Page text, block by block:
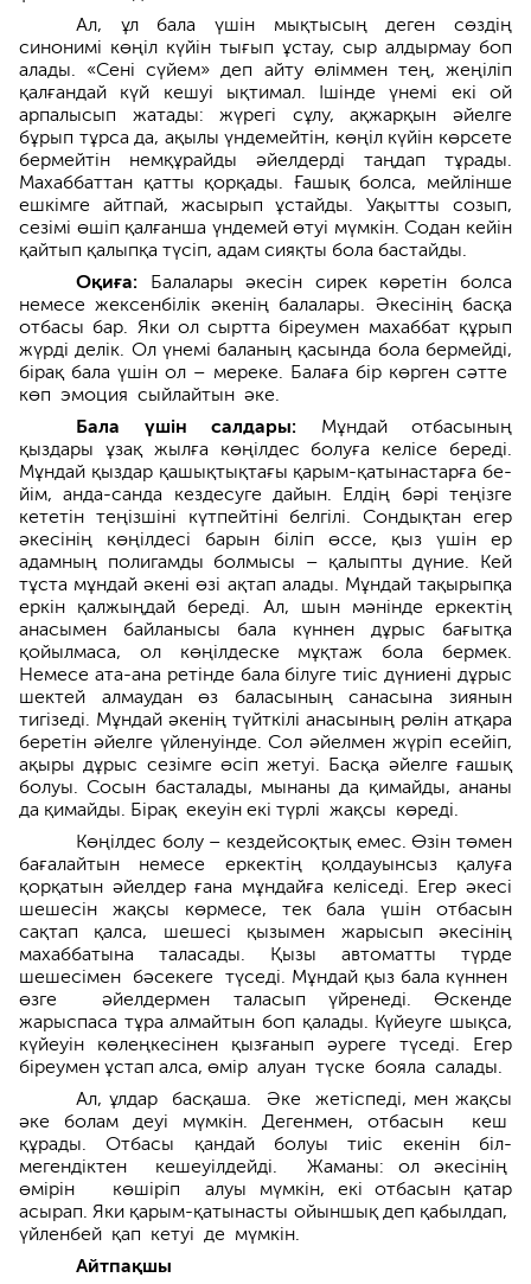
Ал, ұл бала үшін мықтысың деген сөздің
синонимі көңіл күйін тығып ұстау, сыр алдырмау боп
алады. «Сені сүйем» деп айту өліммен тең, жеңіліп
қалғандай күй кешуі ықтимал. Ішінде үнемі екі ой
арпалысып жатады: жүрегі сұлу, ақжарқын әйелге
бұрып тұрса да, ақылы үндемейтін, көңіл күйін көрсете
бермейтін немқұрайды әйелдерді таңдап тұрады.
Махаббат­тан қатты қорқады. Ғашық болса, мейлінше
ешкімге айтпай, жасыр­ып ұстайды. Уақытты созып,
сезімі өшіп қалғанша үндемей өтуі мүмкін. Содан кейін
қайтып қалыпқа түсіп, адам сияқты бола бастайды.
Оқиға: Балалары әкесін сирек көретін болса
немесе жексенбілік әкенің балалары. Әкесінің басқа
отбасы бар. Яки ол сыртта біреумен махаббат құрып
жүрді делік. Ол үнемі баланың қасында бола бермейді,
бірақ бала үшін ол – мереке. Балаға бір көрген сәтте
көп эмоция сыйлайтын әке.
Бала үшін салдары: Мұндай отбасының
қыздары ұзақ жылға көңілдес болуға келісе береді.
Мұндай қыздар қашықтықтағы қарым-қатынастарға бе­
йім, анда-санда кездесуге дайын. Елдің бәрі теңізге
кететін теңізшіні күтпейтіні белгілі. Сондықтан егер
әкесінің көңілдесі барын біліп өссе, қыз үшін ер
адамның полигамды болмысы – қалыпты дүние. Кей
тұста мұндай әкені өзі ақтап алады. Мұндай тақырыпқа
еркін қалжыңдай береді. Ал, шын мәнінде еркектің
анасымен байланысы бала күннен дұрыс бағытқа
қойылмаса, ол көңілдеске мұқтаж бола бермек.
Немесе ата-ана ретінде бала білуге тиіс дүние­ні дұрыс
шектей алмаудан өз баласының санасына зия­нын
тигізеді. Мұндай әкенің түйткілі анасының рөлін атқара
беретін әйелге үйленуін­де. Сол әйелмен жүріп есейіп,
ақыры дұрыс сезімге өсіп жетуі. Басқа әйел­ге ғашық
болуы. Сосын басталады, мынаны да қимайды, ананы
да қимайды. Бірақ екеуін екі түрлі жақсы көреді.
Көңілдес болу – кездейсоқтық емес. Өзін төмен
бағалайтын немесе еркек­тің қолдауынсыз қалуға
қорқатын әйелдер ғана мұндайға келіседі. Егер әкесі
шеше­сін жақсы көрмесе, тек бала үшін отбасын
сақтап қалса, шешесі қызымен жарысып әкесінің
махаббатына таласады. Қызы автоматты түрде
шешесімен бәсекеге түседі. Мұндай қыз бала күннен
өзге әйелдермен таласып үйренеді. Өскенде
жарыспаса тұра алмайтын боп қалады. Күйеуге шықса,
күйеуін көлеңкесінен қызғанып әуреге түседі. Егер
біреумен ұстап алса, өмір алуан түске бояла салады.
Ал, ұлдар басқаша. Әке жетіспеді, мен жақсы
әке болам деуі мүмкін. Дегенмен, отбасын кеш
құрады. Отбасы қандай болуы тиіс екенін біл­
мегендіктен кешеуілдейді. Жаманы: ол әкесінің
өмірін көшіріп алуы мүмкін, екі отбасын қатар
асырап. Яки қарым-қатынасты ойыншық деп қабыл­дап,
үйленбей қап кетуі де мүмкін.
Айтпақшы